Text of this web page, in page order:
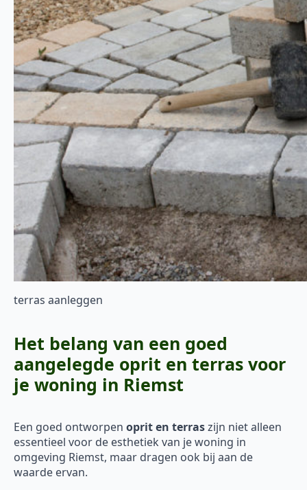
terras aanleggen
Het belang van een goed
aangelegde oprit en terras voor
je woning in Riemst
Een goed ontworpen oprit en terraszijn niet alleen
essentieel voor de esthetiek van je woning in
omgeving Riemst, maar dragen ook bij aan de
waarde ervan.